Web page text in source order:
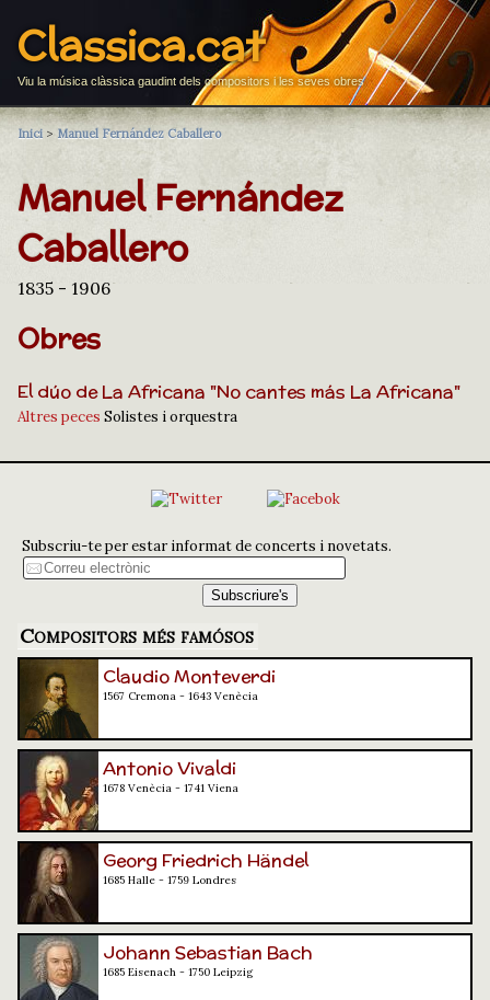
Classica.cat
Viu la música clàssica gaudint dels compositors i les seves obres
Inici > Manuel Fernández Caballero
Manuel Fernández
Caballero
1835 - 1906
Obres
El dúo de La Africana "No cantes más La Africana"
Altres peces Solistes i orquestra
Subscriu-te per estar informat de concerts i novetats.
Compositors més famósos
Claudio Monteverdi
1567 Cremona - 1643 Venècia
Antonio Vivaldi
1678 Venècia - 1741 Viena
Georg Friedrich Händel
1685 Halle - 1759 Londres
Johann Sebastian Bach
1685 Eisenach - 1750 Leipzig